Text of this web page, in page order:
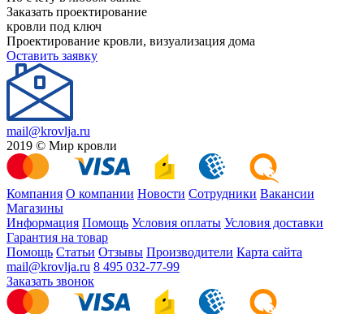
Заказать проектирование
кровли под ключ
Проектирование кровли, визуализация дома
Оставить заявку
mail@krovlja.ru
2019 © Мир кровли
Компания О компании Новости Сотрудники Вакансии
Магазины
Информация Помощь Условия оплаты Условия доставки
Гарантия на товар
Помощь Статьи Отзывы Производители Карта сайта
mail@krovlja.ru 8 495 032-77-99
Заказать звонок